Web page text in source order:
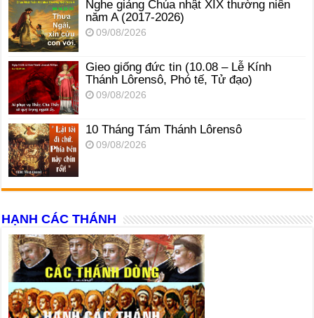
Nghe giảng Chúa nhật XIX thường niên
năm A (2017-2026)
09/08/2026
Gieo giống đức tin (10.08 – Lễ Kính
Thánh Lôrensô, Phó tế, Tử đạo)
09/08/2026
10 Tháng Tám Thánh Lôrensô
09/08/2026
HẠNH CÁC THÁNH